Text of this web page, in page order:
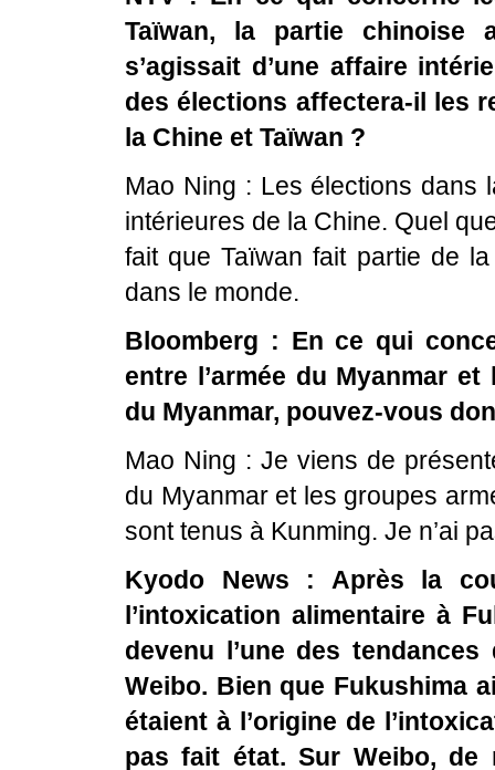
Taïwan, la partie chinoise
s’agissait d’une affaire
des élections affectera-il les
la Chine et Taïwan ?
Mao Ning : Les élections dans
intérieures de la Chine. Quel
fait que Taïwan fait partie de la
dans le monde.
Bloomberg : En ce qui
entre l’armée du Myanmar
du Myanmar, pouvez-vous
Mao Ning : Je viens de
du Myanmar et les groupes
sont tenus à Kunming. Je n’ai
Kyodo News : Après la
l’intoxication alimentaire à
devenu l’une des
Weibo. Bien que Fukushima
étaient à l’origine de
pas fait état. Sur Weibo,